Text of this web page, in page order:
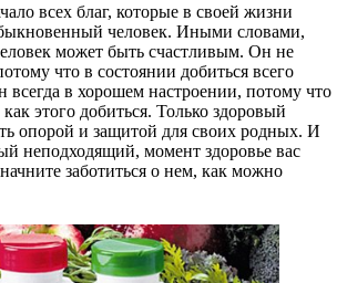
всех благ, которые в своей жизни
человек. Иными словами,
может быть счастливым. Он не
что в состоянии добиться всего
в хорошем настроении, потому что
как этого добиться. Только здоровый
опорой и защитой для своих родных. И
неподходящий, момент здоровье вас
заботиться о нем, как можно